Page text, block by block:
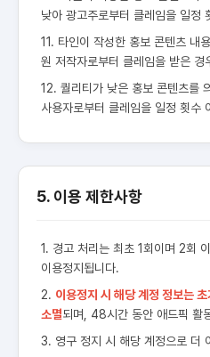
낮아 광고주로부터 클레임을 일정
11. 타인이 작성한 홍보 콘텐츠 내
원 저작자로부터 클레임을 받은 경
12. 퀄리티가 낮은 홍보 콘텐츠를
사용자로부터 클레임을 일정 횟수
5. 이용 제한사항
1. 경고 처리는 최초 1회이며 2회
이용정지됩니다.
2. 이용정지 시 해당 계정 정보는
소멸되며, 48시간 동안 애드픽 활
3. 영구 정지 시 해당 계정으로 더